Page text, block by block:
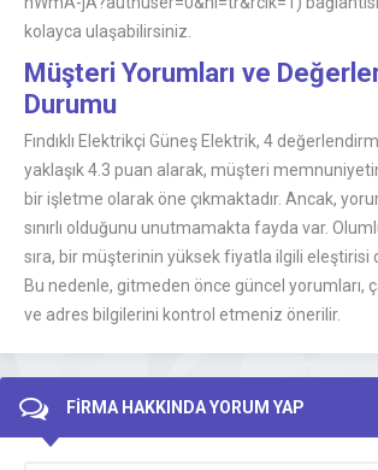
kolayca ulaşabilirsiniz.
Müşteri Yorumları ve
Durumu
Fındıklı Elektrikçi Güneş Elektrik, 4
yaklaşık 4.3 puan alarak, müşteri
bir işletme olarak öne çıkmaktadır. Ancak,
sınırlı olduğunu unutmamakta fayda var.
sıra, bir müşterinin yüksek fiyatla ilgili eleştirisi
Bu nedenle, gitmeden önce güncel yorumları,
ve adres bilgilerini kontrol etmeniz önerilir.
FİRMA HAKKINDA YORUM YAP